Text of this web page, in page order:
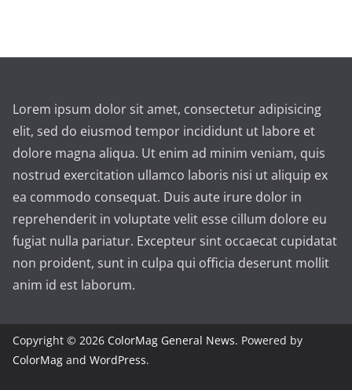
Lorem ipsum dolor sit amet, consectetur adipisicing
elit, sed do eiusmod tempor incididunt ut labore et
dolore magna aliqua. Ut enim ad minim veniam, quis
nostrud exercitation ullamco laboris nisi ut aliquip ex
ea commodo consequat. Duis aute irure dolor in
reprehenderit in voluptate velit esse cillum dolore eu
fugiat nulla pariatur. Excepteur sint occaecat cupidatat
non proident, sunt in culpa qui officia deserunt mollit
anim id est laborum.
Copyright © 2026 ColorMag General News. Powered by
ColorMag and WordPress.